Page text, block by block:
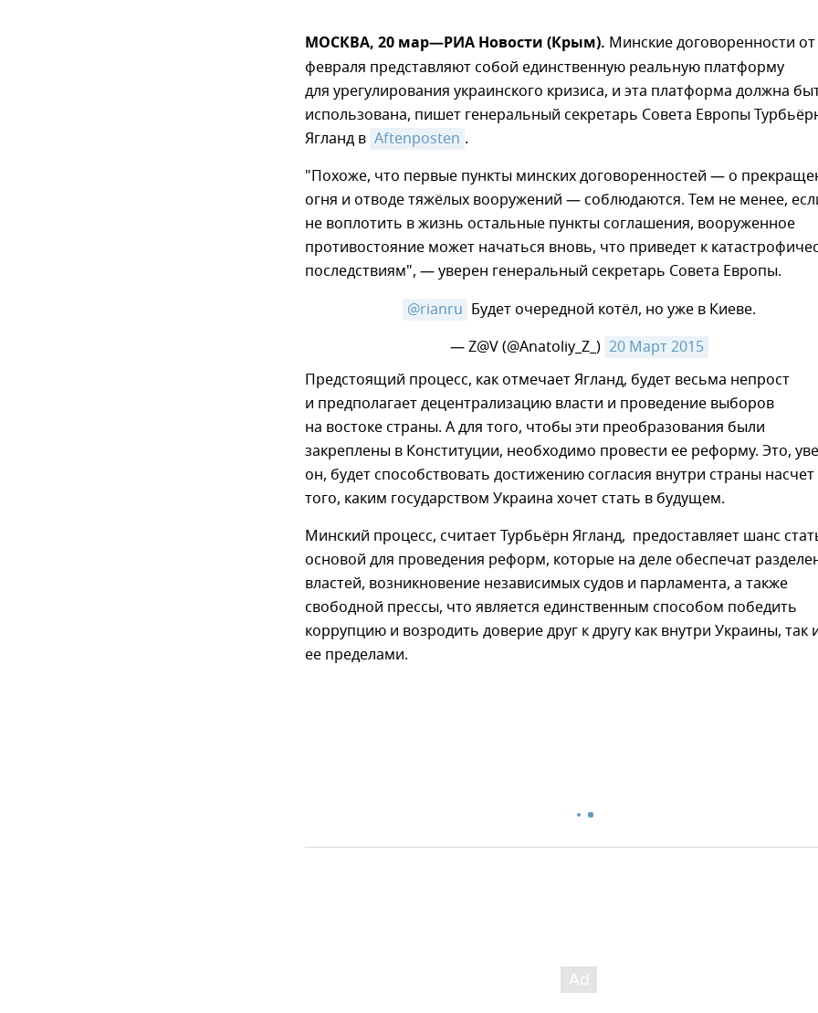
МОСКВА, 20 мар—РИА Новости (Крым). Минские договоренности
февраля представляют собой единственную реальную платформу
для урегулирования украинского кризиса, и эта платформа должна
использована, пишет генеральный секретарь Совета Европы
Ягланд в Aftenposten .
"Похоже, что первые пункты минских договоренностей — о
огня и отводе тяжёлых вооружений — соблюдаются. Тем не менее,
не воплотить в жизнь остальные пункты соглашения, вооруженное
противостояние может начаться вновь, что приведет к
последствиям", — уверен генеральный секретарь Совета Европы.
@rianru Будет очередной котёл, но уже в Киеве.
— Z@V (@Anatoliy_Z_) 20 Март 2015
Предстоящий процесс, как отмечает Ягланд, будет весьма непрост
и предполагает децентрализацию власти и проведение выборов
на востоке страны. А для того, чтобы эти преобразования были
закреплены в Конституции, необходимо провести ее реформу. Это,
он, будет способствовать достижению согласия внутри страны насчет
того, каким государством Украина хочет стать в будущем.
Минский процесс, считает Турбьёрн Ягланд, предоставляет шанс
основой для проведения реформ, которые на деле обеспечат
властей, возникновение независимых судов и парламента, а также
свободной прессы, что является единственным способом победить
коррупцию и возродить доверие друг к другу как внутри Украины, так
ее пределами.